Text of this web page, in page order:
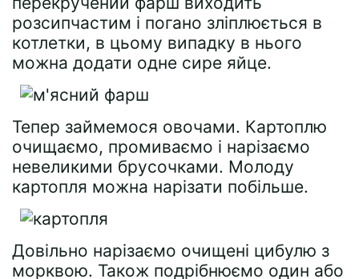
розсипчастим і погано зліплюється в
котлетки, в цьому випадку в нього
можна додати одне сире яйце.
Тепер займемося овочами. Картоплю
очищаємо, промиваємо і нарізаємо
невеликими брусочками. Молоду
картопля можна нарізати побільше.
Довільно нарізаємо очищені цибулю з
морквою. Також подрібнюємо один або